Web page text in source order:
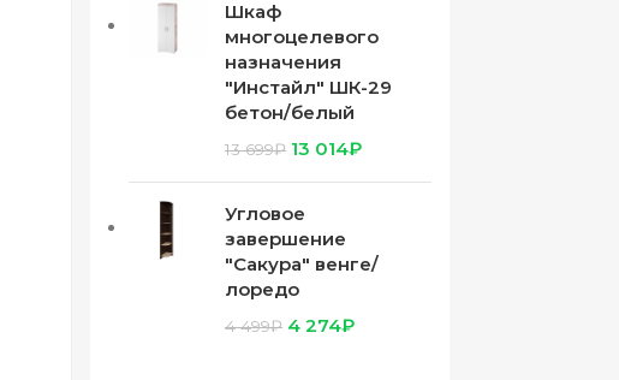
Шкаф
многоцелевого
назначения
"Инстайл" ШК-29
бетон/белый
13 699₽ 13 014₽
Угловое
завершение
"Сакура" венге/
лоредо
4 499₽ 4 274₽